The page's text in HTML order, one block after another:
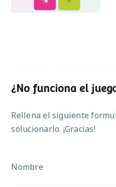
¿No funciona el
Rellena el siguiente
solucionarlo. ¡Gracias!
Nombre